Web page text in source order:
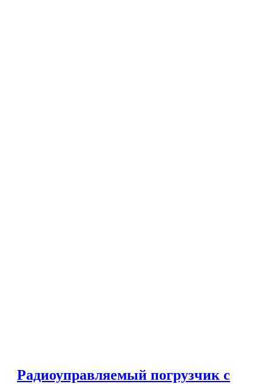
Радиоуправляемый погрузчик с